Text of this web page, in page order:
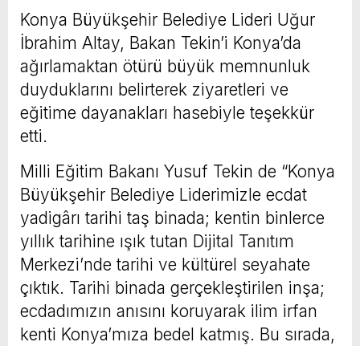
Konya Büyükşehir Belediye Lideri Uğur
İbrahim Altay, Bakan Tekin’i Konya’da
ağırlamaktan ötürü büyük memnunluk
duyduklarını belirterek ziyaretleri ve
eğitime dayanakları hasebiyle teşekkür
etti.
Milli Eğitim Bakanı Yusuf Tekin de “Konya
Büyükşehir Belediye Liderimizle ecdat
yadigârı tarihi taş binada; kentin binlerce
yıllık tarihine ışık tutan Dijital Tanıtım
Merkezi’nde tarihi ve kültürel seyahate
çıktık. Tarihi binada gerçekleştirilen inşa;
ecdadımızın anısını koruyarak ilim irfan
kenti Konya’mıza bedel katmış. Bu sırada,